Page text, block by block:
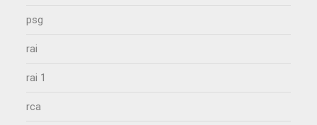
psg
rai
rai 1
rca